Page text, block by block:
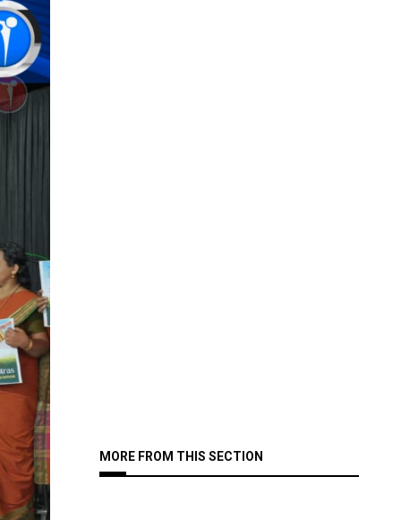
MORE FROM THIS SECTION